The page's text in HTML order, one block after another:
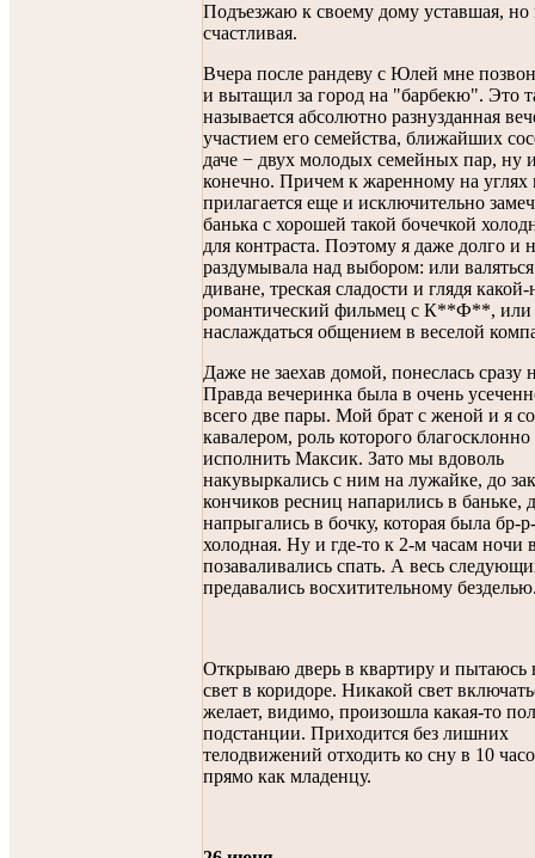
Подъезжаю к своему дому уставшая, но
счастливая.
Вчера после рандеву с Юлей мне
и вытащил за город на "барбекю". Это
называется абсолютно разнузданная
участием его семейства, ближайших
даче − двух молодых семейных пар, ну
конечно. Причем к жаренному на углях
прилагается еще и исключительно
банька с хорошей такой бочечкой
для контраста. Поэтому я даже долго и
раздумывала над выбором: или
диване, треская сладости и глядя какой-
романтический фильмец с К**Ф**, или
наслаждаться общением в веселой
Даже не заехав домой, понеслась сразу
Правда вечеринка была в очень
всего две пары. Мой брат с женой и я
кавалером, роль которого благосклонно
исполнить Максик. Зато мы вдоволь
накувыркались с ним на лужайке, до
кончиков ресниц напарились в баньке,
напрыгались в бочку, которая была бр-
холодная. Ну и где-то к 2-м часам ночи
позаваливались спать. А весь
предавались восхитительному
Открываю дверь в квартиру и пытаюсь
свет в коридоре. Никакой свет
желает, видимо, произошла какая-то
подстанции. Приходится без лишних
телодвижений отходить ко сну в 10
прямо как младенцу.